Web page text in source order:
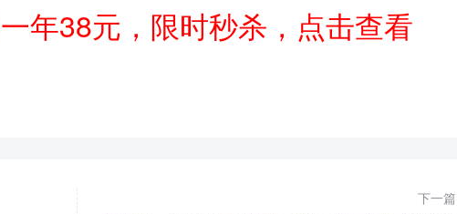
年38元，限时秒杀，点击查看
下一篇